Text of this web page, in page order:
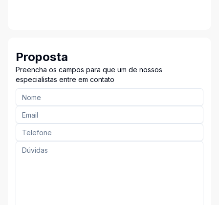
Proposta
Preencha os campos para que um de nossos
especialistas entre em contato